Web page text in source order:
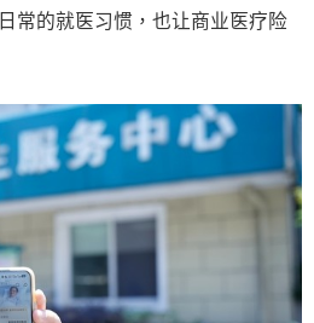
常的就医习惯，也让商业医疗险